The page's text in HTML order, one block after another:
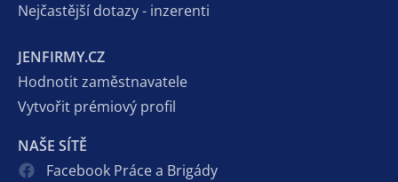
Nejčastější dotazy - inzerenti
JENFIRMY.CZ
Hodnotit zaměstnavatele
Vytvořit prémiový profil
NAŠE SÍTĚ
Facebook Práce a Brigády